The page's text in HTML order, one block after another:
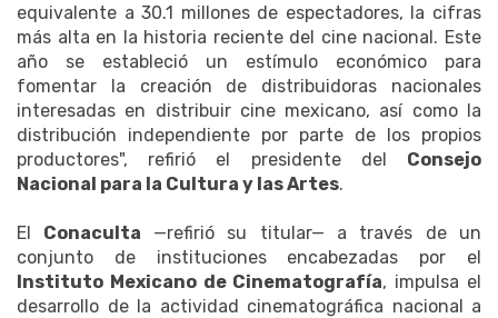
equivalente a 30.1 millones de espectadores, la cifras
más alta en la historia reciente del cine nacional. Este
año se estableció un estímulo económico para
fomentar la creación de distribuidoras nacionales
interesadas en distribuir cine mexicano, así como la
distribución independiente por parte de los propios
productores", refirió el presidente del Consejo
Nacional para la Cultura y las Artes.
El Conaculta —refirió su titular— a través de un
conjunto de instituciones encabezadas por el
Instituto Mexicano de Cinematografía, impulsa el
desarrollo de la actividad cinematográfica nacional a